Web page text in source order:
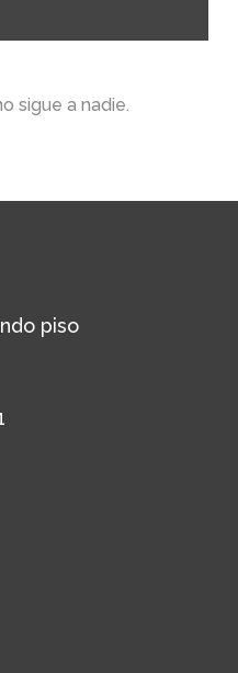
sigue a nadie.
piso